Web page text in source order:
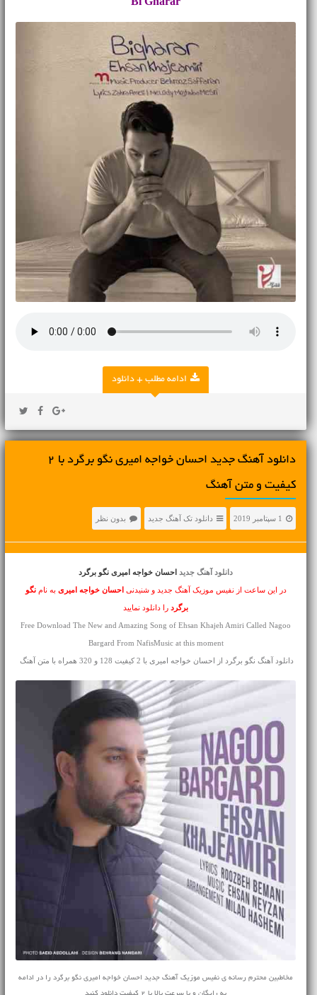
ادامه مطلب + دانلود
دانلود آهنگ جديد احسان خواجه امیری نگو برگرد با 2
کیفیت و متن آهنگ
1 سپتامبر 2019 دانلود تک آهنگ جدید بدون نظر
دانلود آهنگ جدید احسان خواجه امیری نگو برگرد
در این ساعت از نفیس موزیک آهنگ جدید و شنیدنیاحسان خواجه امیری به نامنگو
برگردرا دانلود نمایید
Free Download The New and Amazing Song of Ehsan Khajeh Amiri Called Nagoo
Bargard From NafisMusic at this moment
دانلود آهنگ نگو برگرد از احسان خواجه امیری با 2 کیفیت 128 و 320 همراه با متن آهنگ
مخاطبین محترم رسانه ی نفیس موزیک آهنگ جدید احسان خواجه امیری نگو برگرد را در ادامه